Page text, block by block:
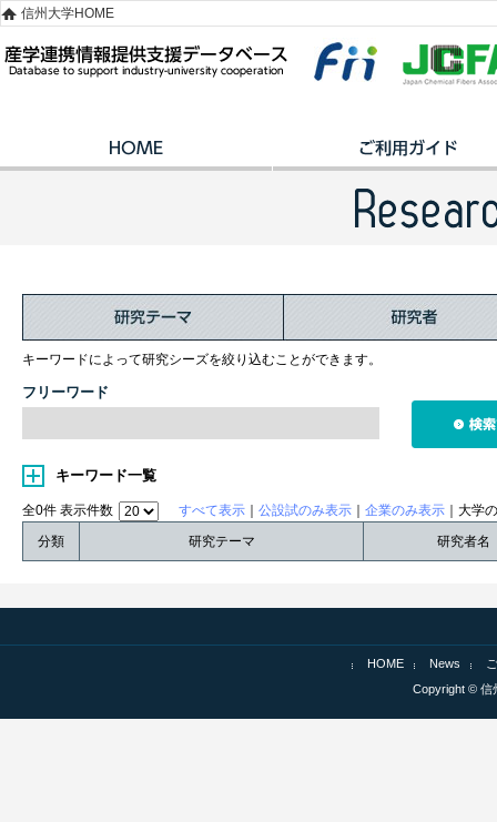
信州大学HOME
キーワードによって研究シーズを絞り込むことができます。
フリーワード
キーワード一覧
全0件 表示件数 すべて表示 公設試のみ表示 企業のみ表示 ｜大学
分類
研究テーマ 研究者名
HOME News
Copyright © 信